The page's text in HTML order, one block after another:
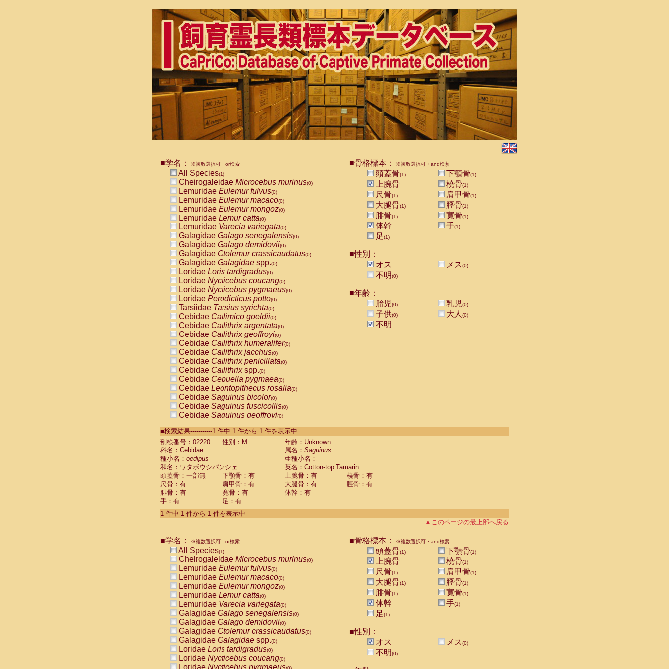
■学名： ※複数選択可・or検索
All Species(1)
Cheirogaleidae Microcebus murinus(0)
Lemuridae Eulemur fulvus(0)
Lemuridae Eulemur macaco(0)
Lemuridae Eulemur mongoz(0)
Lemuridae Lemur catta(0)
Lemuridae Varecia variegata(0)
Galagidae Galago senegalensis(0)
Galagidae Galago demidovii(0)
Galagidae Otolemur crassicaudatus(0)
Galagidae Galagidae spp.(0)
Loridae Loris tardigradus(0)
Loridae Nycticebus coucang(0)
Loridae Nycticebus pygmaeus(0)
Loridae Perodicticus potto(0)
Tarsiidae Tarsius syrichta(0)
Cebidae Callimico goeldii(0)
Cebidae Callithrix argentata(0)
Cebidae Callithrix geoffroyi(0)
Cebidae Callithrix humeralifer(0)
Cebidae Callithrix jacchus(0)
Cebidae Callithrix penicillata(0)
Cebidae Callithrixspp.(0)
Cebidae Cebuella pygmaea(0)
Cebidae Leontopithecus rosalia(0)
Cebidae Saguinus bicolor(0)
Cebidae Saguinus fuscicollis(0)
Cebidae Saguinus geoffroyi(0)
CebidaeSaguinus labiatus(0)
Cebidae Saguinus leucopus (0)
Cebidae
Cebidae
CebidaeSaguinus nigricollis (0)
Cebidae Saguinus oedipus
Cebidae Saguinus weddelli
Cebidae Saguinusspp.
Cebidae Aotus trivirgatus
Cebidae Cebus albifrons
CebidaeCebus nigrivittatus
CebidaeCebus
CebidaeSaimiri boliviensis(0)
CebidaeSaimiri sciureus(0)
AtelidaeAlouatta caraya(0)
AtelidaeAlouatta fusca(0)
AtelidaeAlouatta seniculus
AtelidaeAlouattaspp.(0)
AtelidaeAteles belzebuth(0)
AtelidaeAteles geoffroyi(0)
AtelidaeAteles paniscus(0)
AtelidaeAtelesspp.(0)
Atelidae Lagothrix lagothricha
AtelidaeLagothrix lagothricha cana
PitheciidaeCacajao calvus rubicundus
■骨格標本： ※複数選択可・and検索
頭蓋骨(1) 下顎骨(1)
上腕骨 橈骨(1)
尺骨(1) 肩甲骨(1)
大腿骨(1) 脛骨(1)
腓骨(1) 寛骨(1)
体幹 手(1)
足(1)
■性別：
オス
メス(0)
不明(0)
■年齢：
胎児(0) 乳児(0)
子供(0) 大人 (0)
不明
■検索結果-----------1 件中 1 件から 1 件を表示中
剖検番号：02220
性別：M
年齢：Unknown
科名：Cebidae
属名： Saguinus
種小名： oedipus
亜種小名：
和名：ワタボウシパンシェ
英名：Cotton-top Tamarin
頭蓋骨：一部無
下顎骨：有 上腕骨：有
橈骨：有
尺骨：有
肩甲骨：有 大腿骨：有
脛骨：有
腓骨：有
寛骨：有
体幹：有
手：有
足：有
1 件中 1 件から 1 件を表示中
▲このページの最上部へ戻る
■学名： ※複数選択可・or検索
All Species(1)
Cheirogaleidae Microcebus murinus(0)
Lemuridae Eulemur fulvus(0)
Lemuridae Eulemur macaco(0)
Lemuridae Eulemur mongoz(0)
Lemuridae Lemur catta(0)
Lemuridae Varecia variegata(0)
Galagidae Galago senegalensis(0)
Galagidae Galago demidovii(0)
Galagidae Otolemur crassicaudatus(0)
Galagidae Galagidae spp.(0)
Loridae Loris tardigradus(0)
Loridae Nycticebus coucang(0)
Loridae Nycticebus pygmaeus(0)
■骨格標本： ※複数選択可・and検索
頭蓋骨(1) 下顎骨(1)
上腕骨 橈骨(1)
尺骨(1) 肩甲骨(1)
大腿骨(1) 脛骨(1)
腓骨(1) 寛骨(1)
体幹 手(1)
足(1)
■性別：
オス
メス(0)
不明(0)